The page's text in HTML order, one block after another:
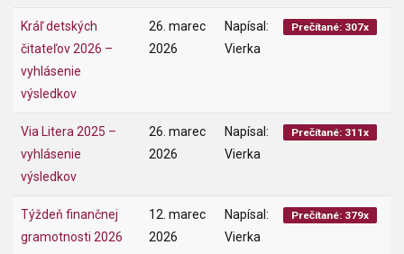
Kráľ detských
čitateľov 2026 –
vyhlásenie
výsledkov
26. marec
2026
Napísal:
Vierka
Prečítané: 307x
Via Litera 2025 –
vyhlásenie
výsledkov
26. marec
2026
Napísal:
Vierka
Prečítané: 311x
Týždeň finančnej
gramotnosti 2026
12. marec
2026
Napísal:
Vierka
Prečítané: 379x